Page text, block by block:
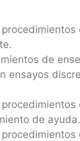
de
ensayos
de ayuda.